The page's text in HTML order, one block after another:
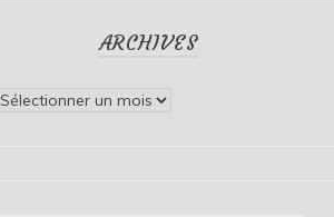
ARCHIVES
Archives